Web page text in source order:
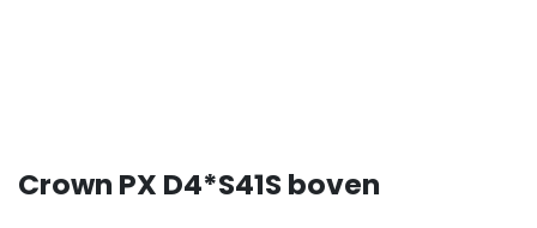
Crown PX D4*S41S boven